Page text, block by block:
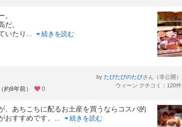
。
いたり
続きを読む
8年前） 0
by たびたびのたびさん（非公開）
ウィーン クチコミ：120件
、あちこちに配るお土産を買うならコスパ的
おすすめです。
続きを読む